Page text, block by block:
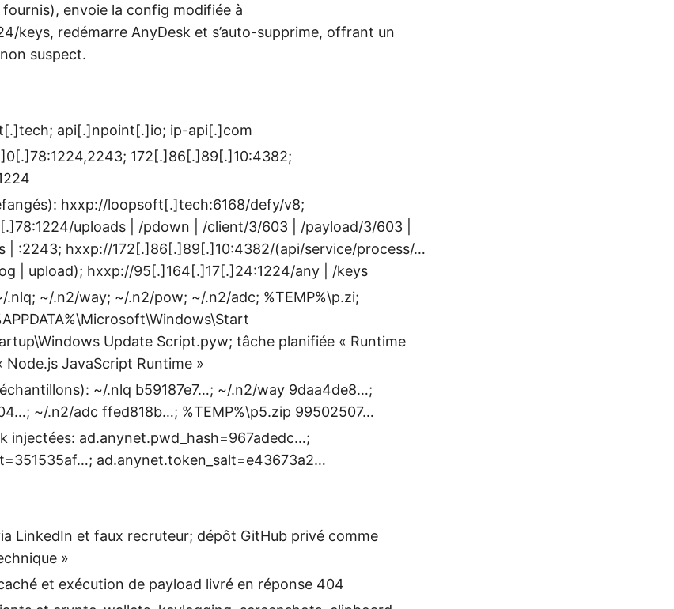
envoie la config modifiée à
keys, redémarre AnyDesk et s’auto-supprime, offrant un
suspect.
api[.]npoint[.]io; ip-api[.]com
172[.]86[.]89[.]10:4382;
hxxp://loopsoft[.]tech:6168/defy/v8;
uploads | /pdown | /client/3/603 | /payload/3/603 |
| :2243; hxxp://172[.]86[.]89[.]10:4382/(api/service/process/…
| upload); hxxp://95[.]164[.]17[.]24:1224/any | /keys
.nlq; ~/.n2/way; ~/.n2/pow; ~/.n2/adc; %TEMP%\p.zi;
Update Script.pyw; tâche planifiée « Runtime
Node.js JavaScript Runtime »
~/.nlq b59187e7…; ~/.n2/way 9daa4de8…;
~/.n2/adc ffed818b…; %TEMP%\p5.zip 99502507…
injectées: ad.anynet.pwd_hash=967adedc…;
ad.anynet.token_salt=e43673a2…
LinkedIn et faux recruteur; dépôt GitHub privé comme
»
et exécution de payload livré en réponse 404